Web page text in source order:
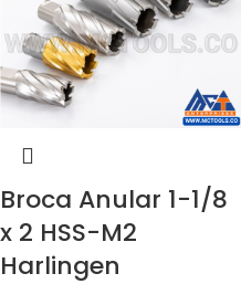
Broca Anular 1-1/8
x 2 HSS-M2
Harlingen